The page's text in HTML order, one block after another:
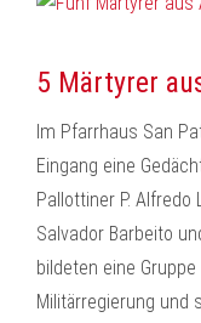
5 Märtyrer
Im Pfarrhaus San
Eingang eine
Pallottiner P. Alfredo
Salvador Barbeito
bildeten eine
Militärregierung und